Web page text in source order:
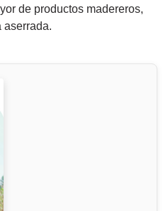
de productos madereros,
aserrada.